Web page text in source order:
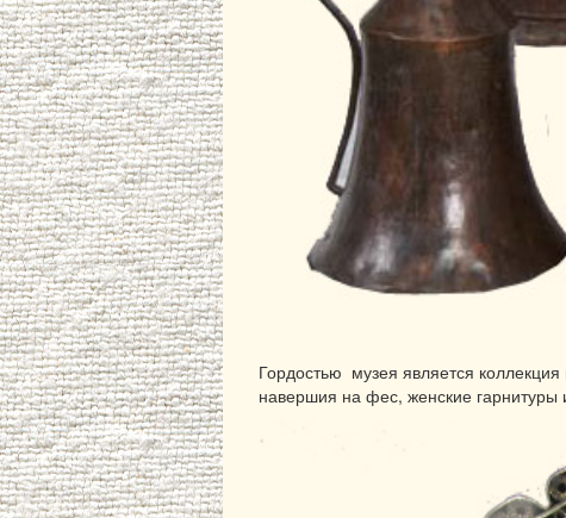
Гордостью музея является
навершия на фес, женские гарнитуры